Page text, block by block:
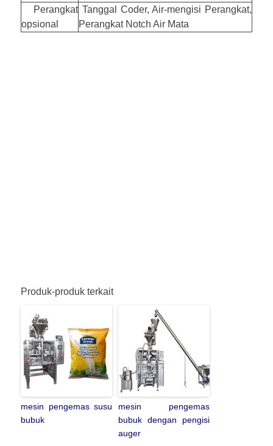
Perangkat
opsional
Tanggal Coder, Air-mengisi Perangkat,
Perangkat Notch Air Mata
Produk-produk terkait
mesin pengemas susu
bubuk
mesin pengemas
bubuk dengan pengisi
auger